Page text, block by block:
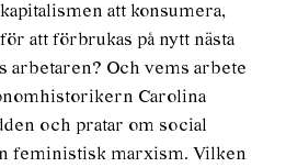
att konsumera,
att förbrukas på nytt nästa
arbetaren? Och vems arbete
Carolina
och pratar om social
feministisk marxism. Vilken